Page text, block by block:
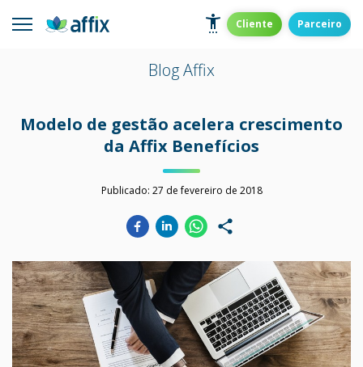
content
Affix
Administradora de Benefícios Cliente Parceiro
Blog Affix
Modelo de gestão acelera crescimento
da Affix Benefícios
Publicado: 27 de fevereiro de 2018